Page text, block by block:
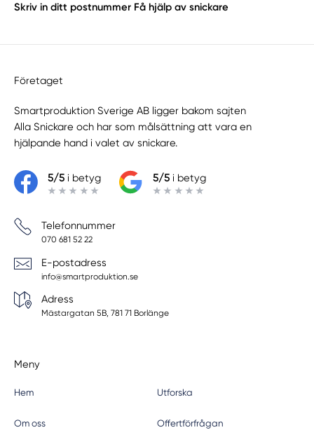
Skriv in ditt postnummer Få hjälp av snickare
Företaget
Smartproduktion Sverige AB ligger bakom sajten
Alla Snickare och har som målsättning att vara en
hjälpande hand i valet av snickare.
5/5i betyg 5/5i betyg
Telefonnummer
070 681 52 22
E-postadress
info@smartproduktion.se
Adress
Mästargatan 5B, 781 71 Borlänge
Meny
Hem Utforska
Om oss Offertförfrågan